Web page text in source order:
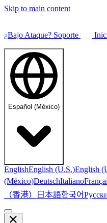
Skip to main content
¿Bajo Ataque? Soporte
Español (México)
EnglishEnglish (U.S.)English
(México)DeutschItaliano
（香港） 日本語한국어